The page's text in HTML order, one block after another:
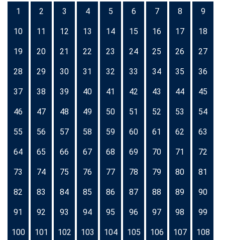
1 2 3 4 5 6 7 8 9
10 11 12 13 14 15 16 17 18
19 20 21 22 23 24 25 26 27
28 29 30 31 32 33 34 35 36
37 38 39 40 41 42 43 44 45
46 47 48 49 50 51 52 53 54
55 56 57 58 59 60 61 62 63
64 65 66 67 68 69 70 71 72
73 74 75 76 77 78 79 80 81
82 83 84 85 86 87 88 89 90
91 92 93 94 95 96 97 98 99
100 101 102 103 104 105 106 107 108